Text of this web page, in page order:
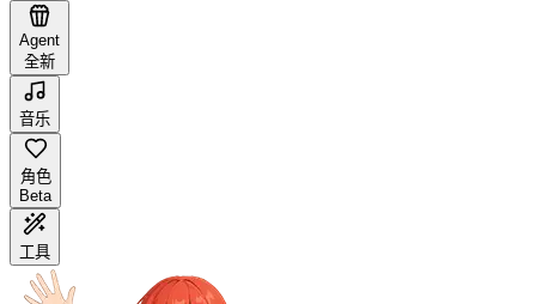
Agent
全新
音乐
角色
Beta
工具